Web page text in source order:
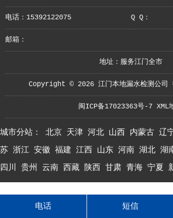
电话：15392122075 Q Q：
邮箱：
地址：服务江门全市
Copyright © 2026 江门本地漏水检测公司
闽ICP备17023363号-7 XML
城市分站： 北京 天津 河北 山西 内蒙古 辽
苏 浙江 安徽 福建 江西 山东 河南 湖北 湖
四川
贵州 云南 西藏 陕西 甘肃 青海 宁夏
电话 短信